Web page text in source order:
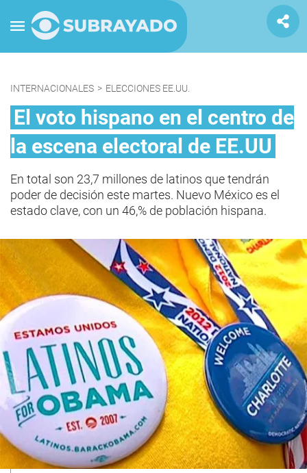
INTERNACIONALES > ELECCIONES EE.UU.
El voto hispano en el centro de
la escena electoral de EE.UU
En total son 23,7 millones de latinos que tendrán
poder de decisión este martes. Nuevo México es el
estado clave, con un 46,% de población hispana.